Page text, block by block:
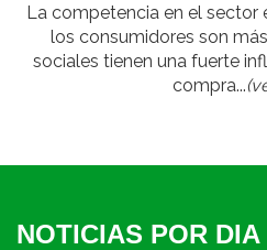
La competencia en el sector
los consumidores son
sociales tienen una fuerte
compra...
NOTICIAS POR DIA